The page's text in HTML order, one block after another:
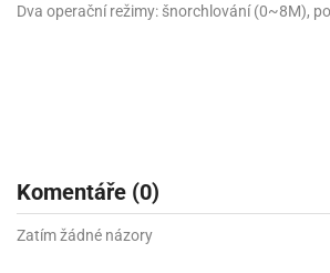
Dva operační režimy: šnorchlování (0~8M),
Komentáře (0)
Zatím žádné názory